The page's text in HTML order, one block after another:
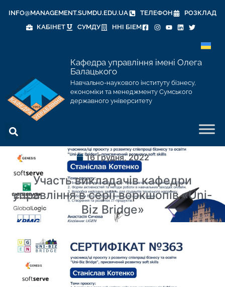
INFO@MANAGEMENT.SUMDU.EDU.UA ТЕЛЕФОН
РОЗКЛАД
КАБІНЕТ
СУМДУ ННІ БІЕМ
Кафедра управління імені Олега
Балацького
Навчально-наукового інституту бізнесу,
економіки та менеджменту Сумського
державного університету
16 Грудня, 2022
Участь викладачів кафедри
управління в серії воркшопів «Uni-
Biz Bridge»